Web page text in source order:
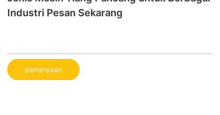
Industri Pesan Sekarang
pertanyaan